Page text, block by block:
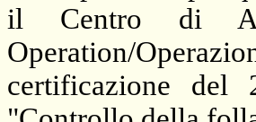
il Centro di
Operation/
certificazione